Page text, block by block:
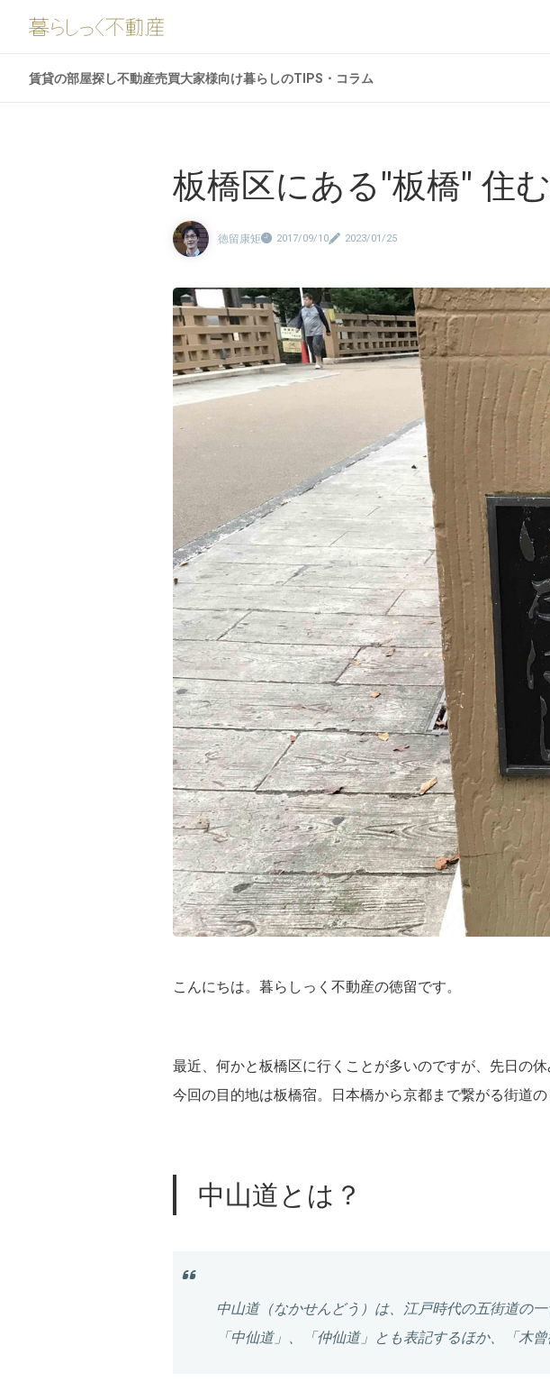
賃貸の部屋探し不動産売買大家様向け暮らしのTIPS・コラム
板橋区にある"板橋" 住
徳留康矩 2017/09/10 2023/01/25
こんにちは。暮らしっく不動産の徳留です。
最近、何かと板橋区に行くことが多いのですが、先日の
今回の目的地は板橋宿。日本橋から京都まで繋がる街道
中山道とは？
中山道（なかせんどう）は、江戸時代の五街道の
「中仙道」、「仲仙道」とも表記するほか、「木